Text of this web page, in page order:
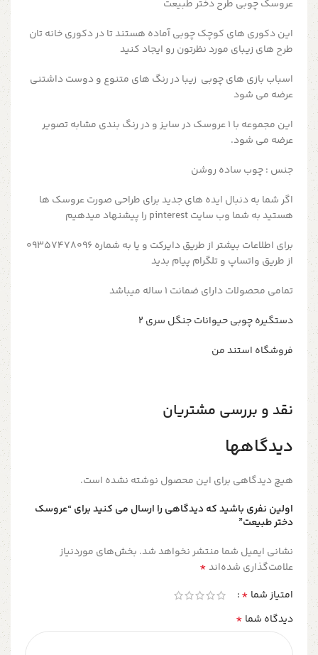
عروسک چوبی طرح دختر طبیعت
این دکوری های کوچک چوبی آماده هستند تا در دکوری خانه تان
طرح های زیبای مورد نظرتون رو ایجاد کنید
اسباب بازی های چوبی زیبا در رنگ های متنوع و دوست داشتنی
عرضه می شود
این مجموعه با 1 عروسک در سایز و در رنگ بندی مشابه تصویر
عرضه می شود.
جنس : چوب ساده روشن
اگر شما به دنبال ایده های جدید برای طراحی صورت عروسک ها
هستید به شما وب سایت pinterest را پیشنهاد میدهیم
برای اطلاعات بیشتر از طریق دایرکت و یا به شماره 09357478096
از طریق واتساپ و تلگرام پیام بدید
تمامی محصولات دارای ضمانت ۱ ساله میباشد
دستگیره چوبی حیوانات جنگل سری ۲
فروشگاه استند من
نقد و بررسی مشتریان
دیدگاهها
هیچ دیدگاهی برای این محصول نوشته نشده است.
اولین نفری باشید که دیدگاهی را ارسال می کنید برای “عروسک
دختر طبیعت”
نشانی ایمیل شما منتشر نخواهد شد. بخش‌های موردنیاز
علامت‌گذاری شده‌اند*
امتیاز شما *
دیدگاه شما *